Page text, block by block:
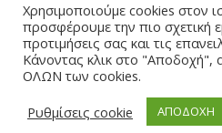
επαγγελματικό χώρο, με έμφαση στη
ποιότητα. Παράλληλα, η
μάς επιτρέπει να αναλαμβάνουμε
συνέπεια μεγάλους όγκους
επαγγελματισμό, δίνουμε ιδιαίτερη
εμπιστοσύνης με τους πελάτες μας.
Χρησιμοποιούμε cookies στον
προσφέρουμε την πιο σχετική
προτιμήσεις σας και τις
Κάνοντας κλικ στο "Αποδοχή",
ΟΛΩΝ των cookies.
Ρυθμίσεις cookie
ΑΠΟΔΟΧΗ